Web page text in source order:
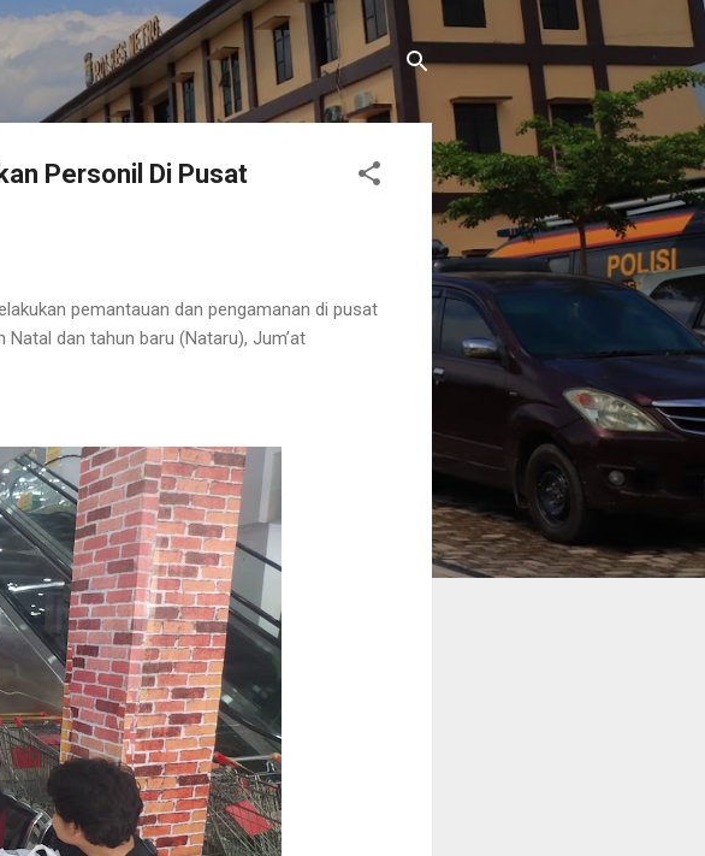
Personil Di Pusat
pemantauan dan pengamanan di pusat
dan tahun baru (Nataru), Jum’at